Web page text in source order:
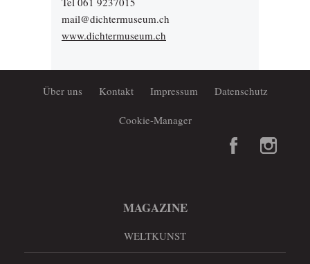
mail@dichtermuseum.ch
www.dichtermuseum.ch
Über uns Kontakt Impressum Datenschutz
Cookie-Manager
MAGAZINE
WELTKUNST